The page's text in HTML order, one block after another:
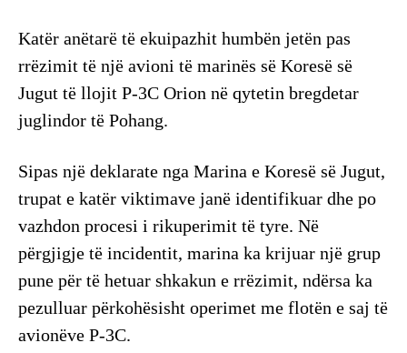
Katër anëtarë të ekuipazhit humbën jetën pas
rrëzimit të një avioni të marinës së Koresë së
Jugut të llojit P-3C Orion në qytetin bregdetar
juglindor të Pohang.
Sipas një deklarate nga Marina e Koresë së Jugut,
trupat e katër viktimave janë identifikuar dhe po
vazhdon procesi i rikuperimit të tyre. Në
përgjigje të incidentit, marina ka krijuar një grup
pune për të hetuar shkakun e rrëzimit, ndërsa ka
pezulluar përkohësisht operimet me flotën e saj të
avionëve P-3C.